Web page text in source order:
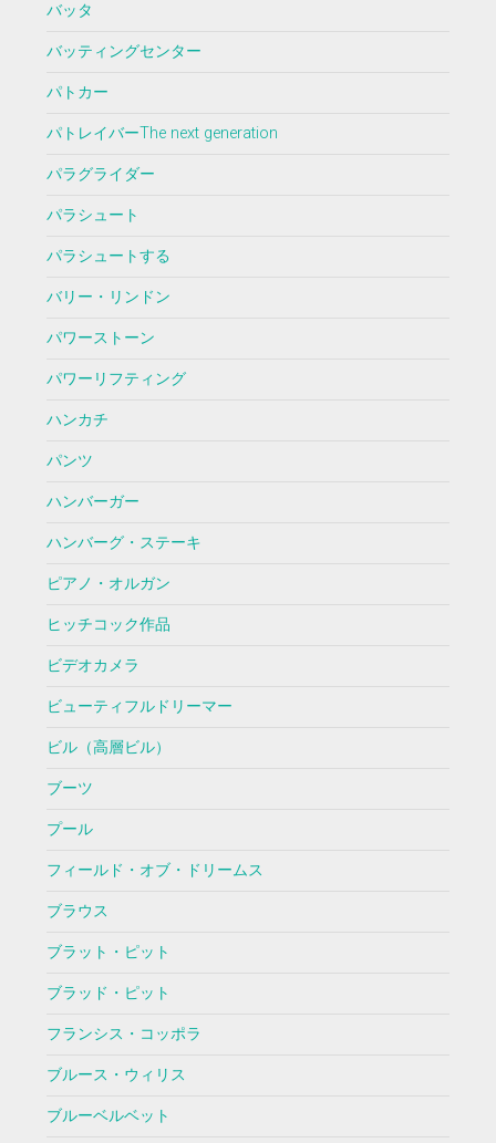
バッタ
バッティングセンター
パトカー
パトレイバーThe next generation
パラグライダー
パラシュート
パラシュートする
バリー・リンドン
パワーストーン
パワーリフティング
ハンカチ
パンツ
ハンバーガー
ハンバーグ・ステーキ
ピアノ・オルガン
ヒッチコック作品
ビデオカメラ
ビューティフルドリーマー
ビル（高層ビル）
ブーツ
プール
フィールド・オブ・ドリームス
ブラウス
ブラット・ピット
ブラッド・ピット
フランシス・コッポラ
ブルース・ウィリス
ブルーベルベット